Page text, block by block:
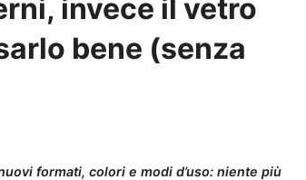
invece il vetro
bene (senza
formati, colori e modi d’uso: niente più